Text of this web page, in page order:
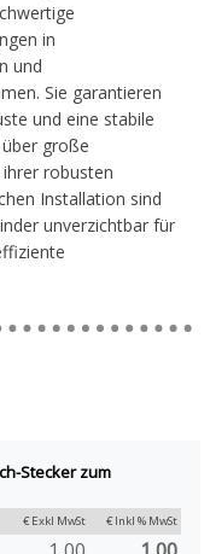
in
und
Sie garantieren
und eine stabile
große
robusten
Installation sind
unverzichtbar für
Stecker zum
€ Exkl MwSt € Inkl % MwSt